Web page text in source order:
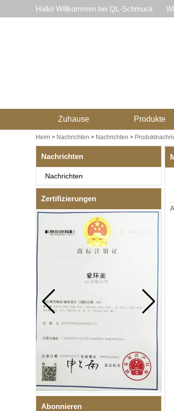
Hallo! Willkommen bei QL-Schmuck
Zuhause Produkte
Heim > Nachrichten > Nachrichten >
Nachrichten
Nachrichten
Zertifizierungen
Abonnieren